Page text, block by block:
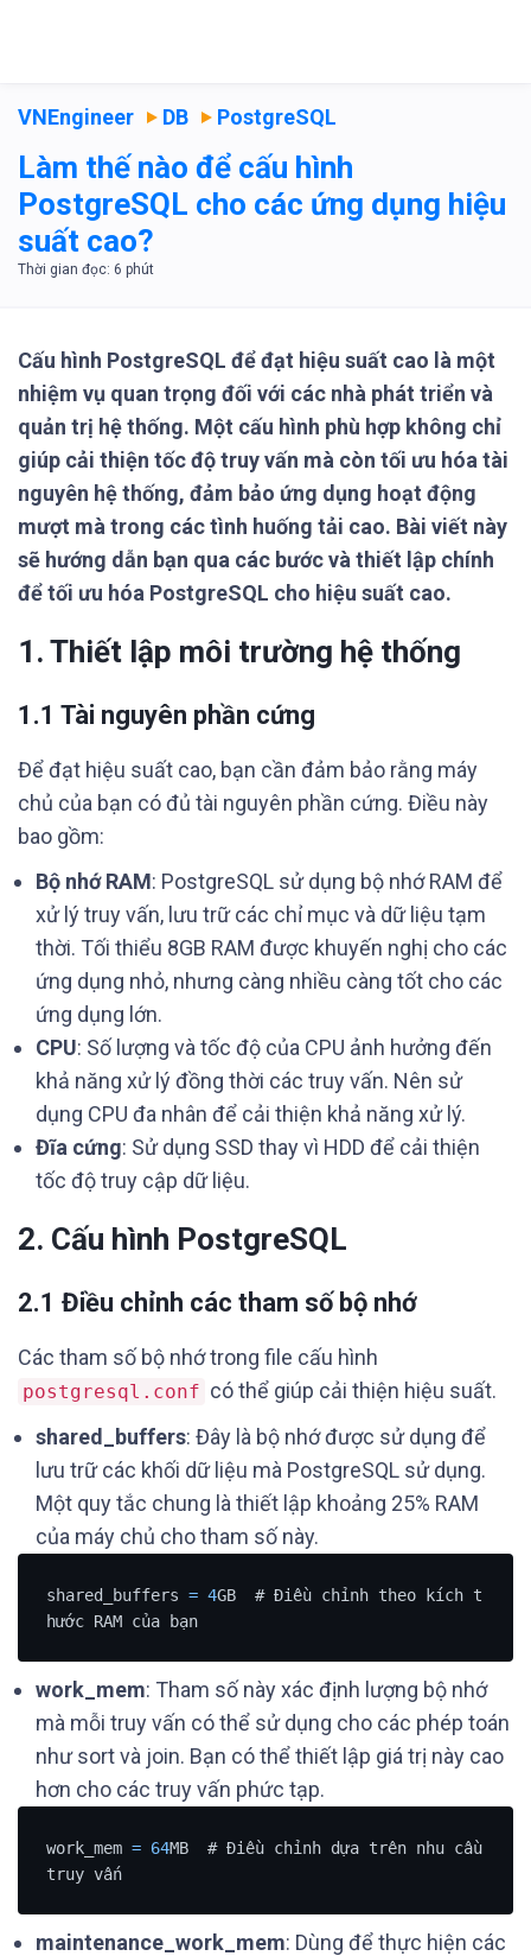
VNEngineer DB PostgreSQL
Làm thế nào để cấu hình
PostgreSQL cho các ứng dụng hiệu
suất cao?
Cấu hình PostgreSQL để đạt hiệu suất cao là một
nhiệm vụ quan trọng đối với các nhà phát triển và
quản trị hệ thống. Một cấu hình phù hợp không chỉ
giúp cải thiện tốc độ truy vấn mà còn tối ưu hóa tài
nguyên hệ thống, đảm bảo ứng dụng hoạt động
mượt mà trong các tình huống tải cao. Bài viết này
sẽ hướng dẫn bạn qua các bước và thiết lập chính
để tối ưu hóa PostgreSQL cho hiệu suất cao.
1. Thiết lập môi trường hệ thống
1.1 Tài nguyên phần cứng
Để đạt hiệu suất cao, bạn cần đảm bảo rằng máy
chủ của bạn có đủ tài nguyên phần cứng. Điều này
bao gồm:
Bộ nhớ RAM: PostgreSQL sử dụng bộ nhớ RAM để
xử lý truy vấn, lưu trữ các chỉ mục và dữ liệu tạm
thời. Tối thiểu 8GB RAM được khuyến nghị cho các
ứng dụng nhỏ, nhưng càng nhiều càng tốt cho các
ứng dụng lớn.
CPU: Số lượng và tốc độ của CPU ảnh hưởng đến
khả năng xử lý đồng thời các truy vấn. Nên sử
dụng CPU đa nhân để cải thiện khả năng xử lý.
Đĩa cứng: Sử dụng SSD thay vì HDD để cải thiện
tốc độ truy cập dữ liệu.
2. Cấu hình PostgreSQL
2.1 Điều chỉnh các tham số bộ nhớ
Các tham số bộ nhớ trong file cấu hình
postgresql.conf có thể giúp cải thiện hiệu suất.
shared_buffers: Đây là bộ nhớ được sử dụng để
lưu trữ các khối dữ liệu mà PostgreSQL sử dụng.
Một quy tắc chung là thiết lập khoảng 25% RAM
của máy chủ cho tham số này.
shared_buffers = 4GB  # Điều chỉnh theo kích t
hước RAM của bạn
work_mem: Tham số này xác định lượng bộ nhớ
mà mỗi truy vấn có thể sử dụng cho các phép toán
như sort và join. Bạn có thể thiết lập giá trị này cao
hơn cho các truy vấn phức tạp.
work_mem = 64MB  # Điều chỉnh dựa trên nhu cầu
truy vấn
maintenance_work_mem: Dùng để thực hiện các